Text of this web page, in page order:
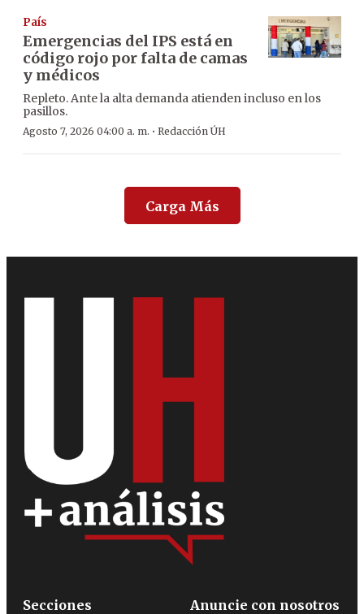
País
Emergencias del IPS está en
código rojo por falta de camas
y médicos
Repleto. Ante la alta demanda atienden incluso en los
pasillos.
Agosto 7, 2026 04:00 a. m. · Redacción ÚH
Carga Más
Secciones
Anuncie con nosotros